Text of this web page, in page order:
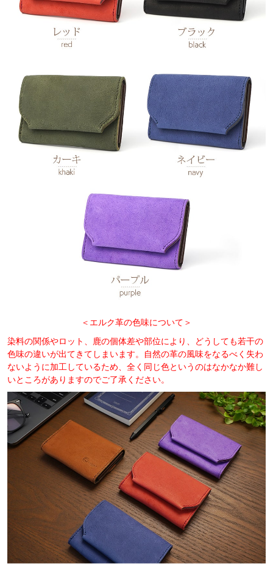
＜エルク革の色味について＞
染料の関係やロット、鹿の個体差や部位により、どうしても若干の
色味の違いが出てきてしまいます。自然の革の風味をなるべく失わ
ないように加工しているため、全く同じ色というのはなかなか難し
いところがありますのでご了承ください。